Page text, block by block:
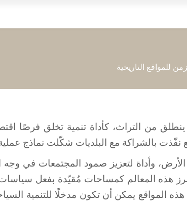
للمواقع التاريخية
ينطلق من التراث، كأداة تنمية تخلق فرصًا
نفّذت بالشراكة مع البلديات شكّلت نماذج
وأداة لتعزيز صمود المجتمعات في وجه
من مساحة الضفة الغربية، تبرز هذه المعالم كمساحات مُقيّدة
المواقع يمكن أن تكون مدخلًا للتنمية